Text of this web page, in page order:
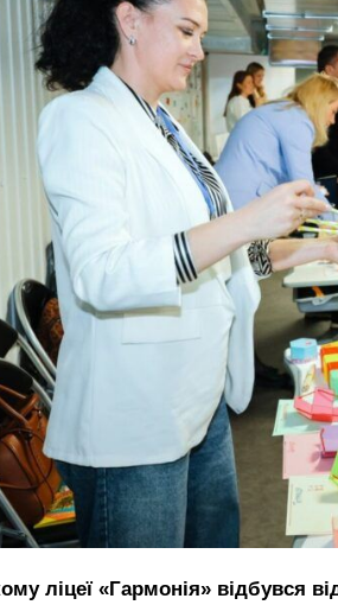
ліцеї «Гармонія» відбувся